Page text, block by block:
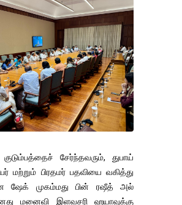
சேர்ந்தவரும், துபாய்
மற்றும் பிரதமர் பதவியை வகித்து
ஷேக் முகம்மது பின் ரஷீத் அல்
மனைவி இளவசரி ஹயாவுக்கு